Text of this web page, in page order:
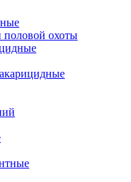
половой охоты